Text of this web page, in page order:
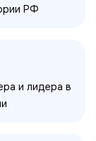
РФ
и лидера в